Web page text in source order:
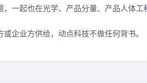
一起也在光学、产品分量、产品人体工
企业方供给，动点科技不做任何背书。